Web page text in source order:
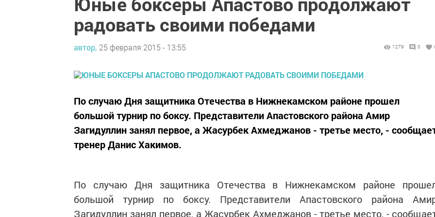
радовать своими победами
автор, 25 февраля 2015 - 13:55 1279 0
По случаю Дня защитника Отечества в Нижнекамском районе прошел
большой турнир по боксу. Представители Апастовского района Амир
Загидуллин занял первое, а Жасурбек Ахмеджанов - третье место, -
тренер Данис Хакимов.
По случаю Дня защитника Отечества в Нижнекамском районе
большой турнир по боксу. Представители Апастовского района
Загидуллин занял первое, а Жасурбек Ахмеджанов - третье место, -